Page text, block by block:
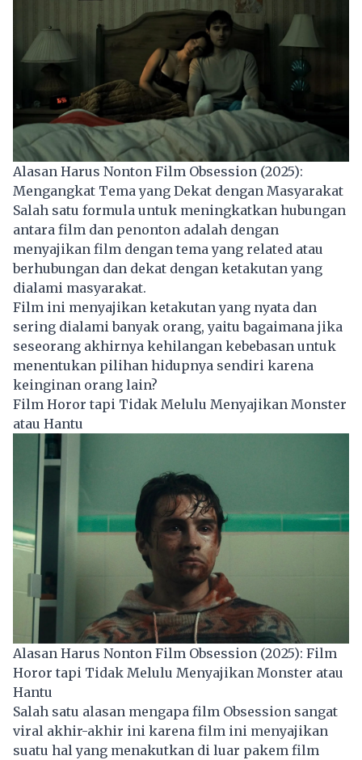
Alasan Harus Nonton Film Obsession (2025):
Mengangkat Tema yang Dekat dengan Masyarakat
Salah satu formula untuk meningkatkan hubungan
antara film dan penonton adalah dengan
menyajikan film dengan tema yang related atau
berhubungan dan dekat dengan ketakutan yang
dialami masyarakat.
Film ini menyajikan ketakutan yang nyata dan
sering dialami banyak orang, yaitu bagaimana jika
seseorang akhirnya kehilangan kebebasan untuk
menentukan pilihan hidupnya sendiri karena
keinginan orang lain?
Film Horor tapi Tidak Melulu Menyajikan Monster
atau Hantu
Alasan Harus Nonton Film Obsession (2025): Film
Horor tapi Tidak Melulu Menyajikan Monster atau
Hantu
Salah satu alasan mengapa film Obsession sangat
viral akhir-akhir ini karena film ini menyajikan
suatu hal yang menakutkan di luar pakem film